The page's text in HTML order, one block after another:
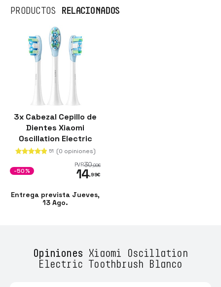
PRODUCTOS RELACIONADOS
3x Cabezal Cepillo de
Dientes Xiaomi
Oscillation Electric
Toothbrush
51 (0 opiniones)
PVR30,00€
14,99€
-50%
Entrega prevista Jueves,
13 Ago.
Opiniones Xiaomi Oscillation
Electric Toothbrush Blanco